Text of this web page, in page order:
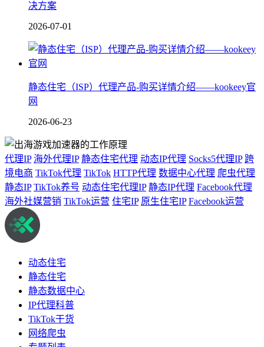
决方案
2026-07-01
静态住宅（ISP）代理产品-购买详情介绍——kookeey官
网
2026-06-23
代理IP 海外代理IP 静态住宅代理 动态IP代理 Socks5代理IP 跨
境电商 TikTok代理 TikTok HTTP代理 数据中心代理 爬虫代理
静态IP TikTok养号 动态住宅代理IP 静态IP代理 Facebook代理
海外社媒营销 TikTok运营 住宅IP 原生住宅IP Facebook运营
动态住宅
静态住宅
静态数据中心
IP代理科普
TikTok干货
网络爬虫